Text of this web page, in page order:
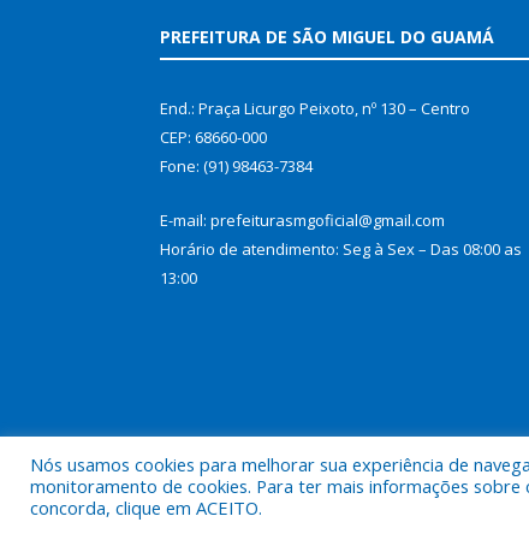
PREFEITURA DE SÃO MIGUEL DO GUAMÁ
End.: Praça Licurgo Peixoto, nº 130 – Centro
CEP: 68660-000
Fone: (91) 98463-7384
E-mail: prefeiturasmgoficial@gmail.com
Horário de atendimento: Seg à Sex – Das 08:00 as
13:00
Nós usamos cookies para melhorar sua experiência de
monitoramento de cookies. Para ter mais informações sobre
concorda, clique em ACEITO.